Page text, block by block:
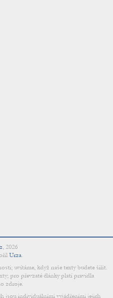
, 2026
Urza.
uvítáme, když naše texty budete šířit.
pro převzaté články platí pravidla
zdroje.
jsou individuálními vyjádřeními jejich